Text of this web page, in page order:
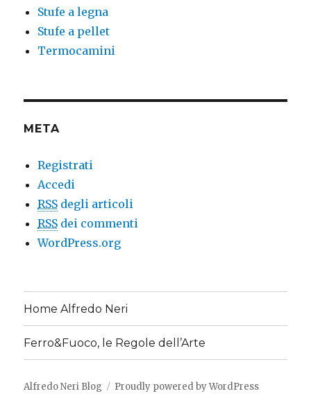
Stufe a legna
Stufe a pellet
Termocamini
META
Registrati
Accedi
RSS degli articoli
RSS dei commenti
WordPress.org
Home Alfredo Neri
Ferro&Fuoco, le Regole dell’Arte
Alfredo Neri Blog Proudly powered by WordPress